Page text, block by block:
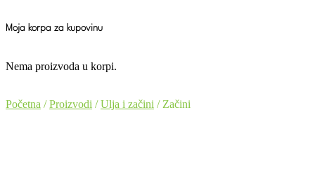
Moja korpa za kupovinu
Nema proizvoda u korpi.
Početna /Proizvodi /Ulja i začini / Začini